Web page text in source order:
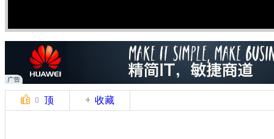
0 顶 收藏